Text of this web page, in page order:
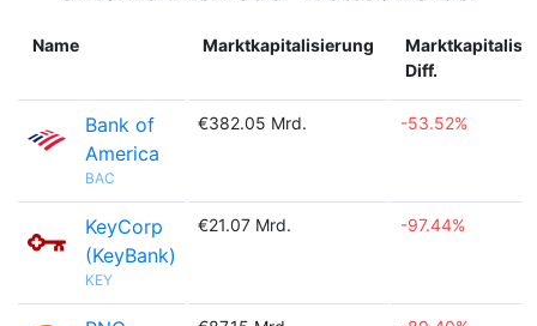
Name Marktkapitalisierung
Diff.
Bank of
America
BAC
€382.05 Mrd. -53.52%
KeyCorp
(KeyBank)
KEY
€21.07 Mrd. -97.44%